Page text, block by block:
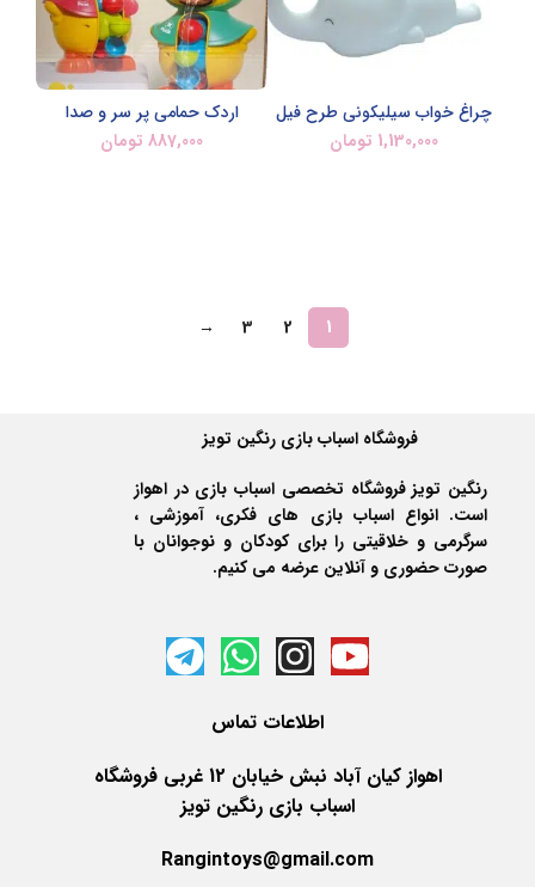
چراغ خواب سیلیکونی طرح فیل
1,130,000 تومان
اردک حمامی پر سر و صدا
887,000 تومان
1
2
3
→
فروشگاه اسباب بازی رنگین تویز
رنگین تویز فروشگاه تخصصی اسباب بازی در اهواز
است. انواع اسباب بازی های فکری، آموزشی ،
سرگرمی و خلاقیتی را برای کودکان و نوجوانان با
صورت حضوری و آنلاین عرضه می کنیم.
اطلاعات تماس
اهواز کیان آباد نبش خیابان 12 غربی فروشگاه
اسباب بازی رنگین تویز
Rangintoys@gmail.com